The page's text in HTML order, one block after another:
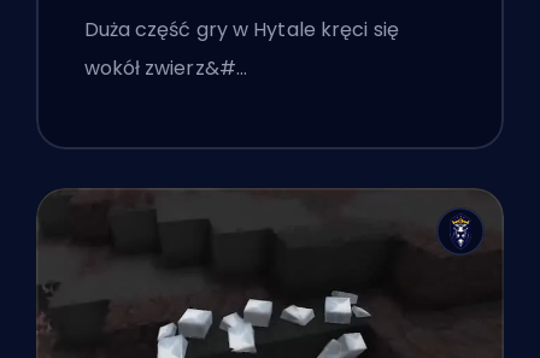
Duża część gry w Hytale kręci się
wokół zwierz&#…